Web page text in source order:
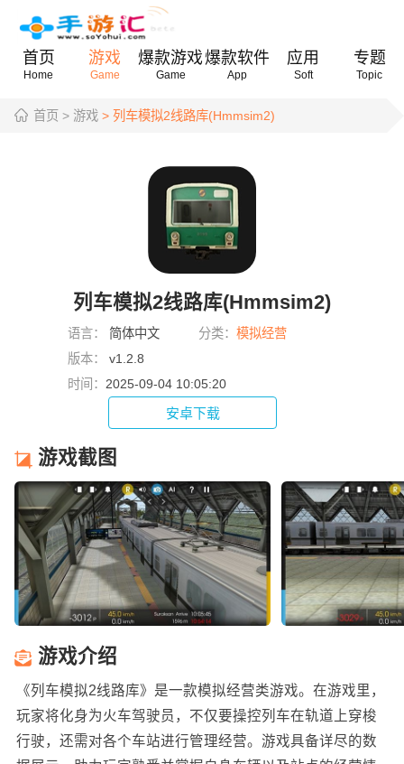
首页
Home
游戏
Game
爆款游戏
Game
爆款软件
App
应用
Soft
专题
Topic
首页 > 游戏 > 列车模拟2线路库(Hmmsim2)
列车模拟2线路库(Hmmsim2)
语言： 简体中文 分类： 模拟经营
版本：
v1.2.8
时间： 2025-09-04 10:05:20
安卓下载
游戏截图
游戏介绍
《列车模拟2线路库》是一款模拟经营类游戏。在游戏里，
玩家将化身为火车驾驶员，不仅要操控列车在轨道上穿梭
行驶，还需对各个车站进行管理经营。游戏具备详尽的数